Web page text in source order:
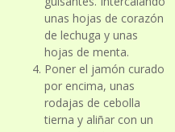
unas hojas de corazón
de lechuga y unas
hojas de menta.
Poner el jamón curado
por encima, unas
rodajas de cebolla
tierna y aliñar con un